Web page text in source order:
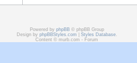
Powered by phpBB© phpBB Group
Design by phpBBStyles.com Styles Database.
Content © murb.com - Forum